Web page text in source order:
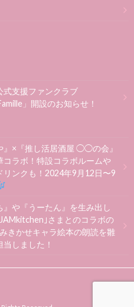
式支援ファンクラブ
」開設のお知らせ！
』×『推し活居酒屋 ◯◯の会』
コラボ！特設コラボルームや
リンクも！2024年9月12日〜9
』や『うーたん』を生み出し
｣さまとのコラボの
きかせキャラ絵本の朗読を雛
しました！